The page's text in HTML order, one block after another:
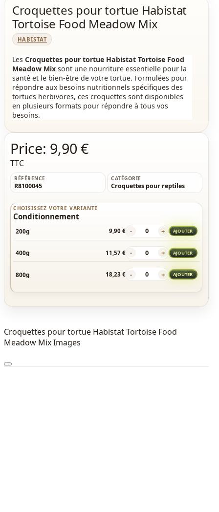
Croquettes pour tortue Habistat
Tortoise Food Meadow Mix
HABISTAT
Les Croquettes pour tortue Habistat Tortoise Food
Meadow Mix sont une nourriture essentielle pour la
santé et le bien-être de votre tortue. Formulées pour
répondre aux besoins nutritionnels spécifiques des
tortues herbivores, ces croquettes sont disponibles
en plusieurs formats pour répondre à tous vos
besoins.
Price: 9,90 €
TTC
RÉFÉRENCE
R8100045
CATÉGORIE
Croquettes pour reptiles
CHOISISSEZ VOTRE VARIANTE
Conditionnement
200g 9,90 € - + AJOUTER
400g 11,57 € - + AJOUTER
800g 18,23 € - + AJOUTER
Croquettes pour tortue Habistat Tortoise Food
Meadow Mix Images